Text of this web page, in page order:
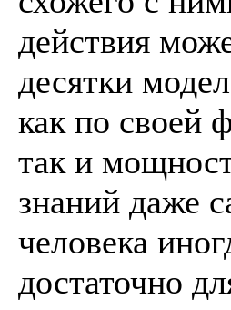
действия
десятки
как по своей
так и
знаний даже
человека
достаточно